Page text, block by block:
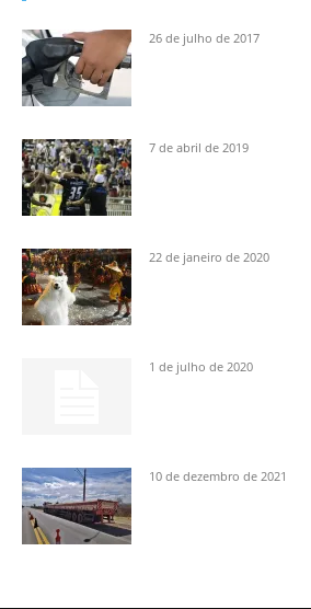
26 de julho de 2017
7 de abril de 2019
22 de janeiro de 2020
1 de julho de 2020
10 de dezembro de 2021